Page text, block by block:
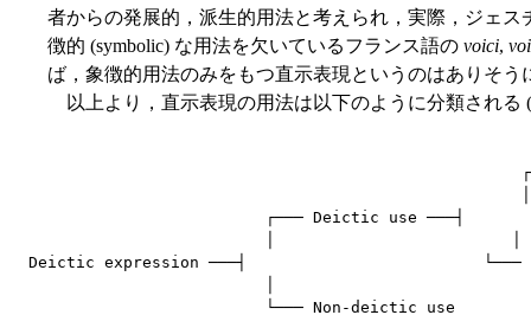
者からの発展的，派生的用法と考えられ，実際，ジェス
徴的 (symbolic) な用法を欠いているフランス語の voici,
ば，象徴的用法のみをもつ直示表現というのはありそう
以上より，直示表現の用法は以下のように分類される
                         ┌─── Deictic use ───┤
Deictic expression ───┤                         └───